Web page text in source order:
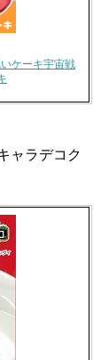
ケーキ宇宙戦
ャラデコク